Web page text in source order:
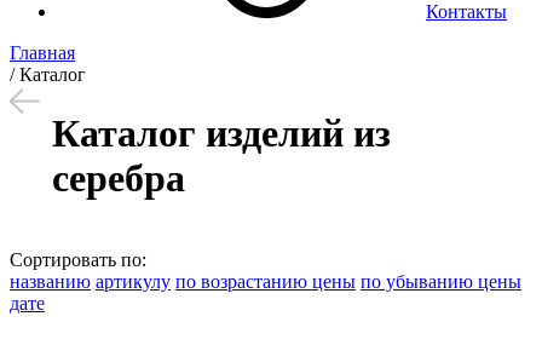
Контакты
Главная
/Каталог
Каталог изделий из
серебра
Сортировать по:
названию артикулу по возрастанию цены по убыванию цены
дате